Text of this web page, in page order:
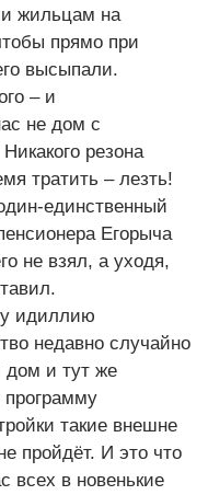
жильцам на
прямо при
высыпали.
– и
не дом с
резона
тратить – лезть!
единственный
Егорыча
не взял, а уходя,
идиллию
недавно случайно
и тут же
программу
такие внешне
пройдёт. И это что
всех в новенькие